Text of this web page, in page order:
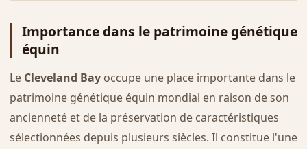
Importance dans le patrimoine génétique
équin
Le Cleveland Bayoccupe une place importante dans le
patrimoine génétique équin mondial en raison de son
ancienneté et de la préservation de caractéristiques
sélectionnées depuis plusieurs siècles. Il constitue l'une